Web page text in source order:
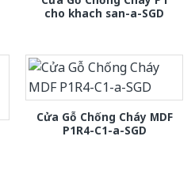
cho khach san-a-SGD
Cửa Gỗ Chống Cháy MDF
P1R4-C1-a-SGD